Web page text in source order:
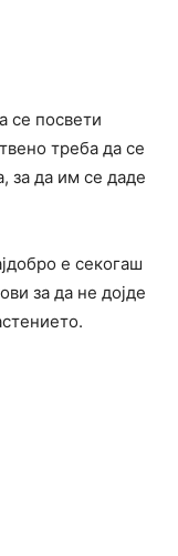
се посвети
треба да се
за да им се даде
е секогаш
за да не дојде